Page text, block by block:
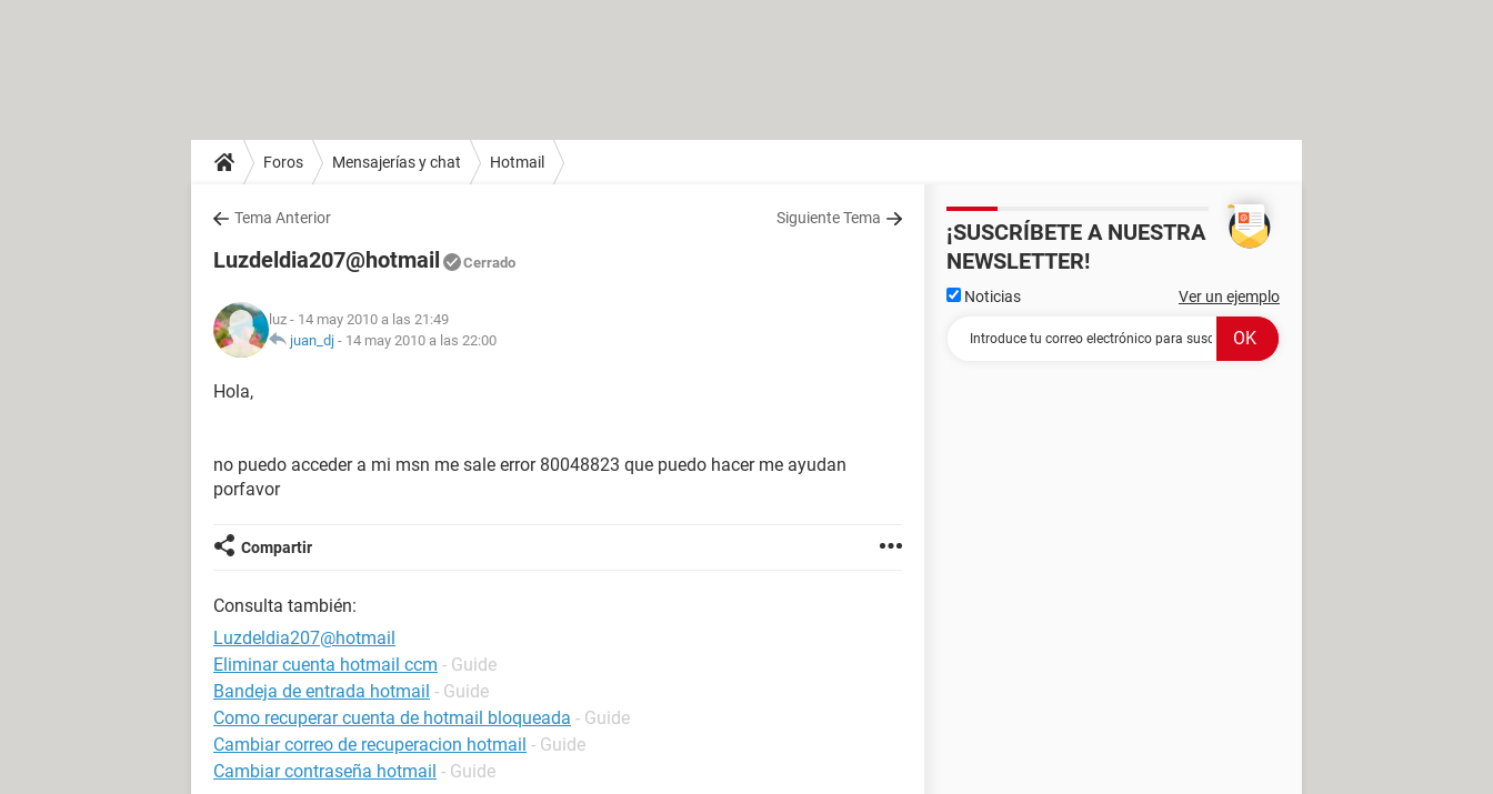
Foros Mensajerías y chat Hotmail
Tema Anterior Siguiente Tema
Luzdeldia207@hotmail Cerrado
luz - 14 may 2010 a las 21:49
juan_dj - 14 may 2010 a las 22:00
Hola,
no puedo acceder a mi msn me sale error 80048823 que puedo hacer me ayudan
porfavor
Compartir
Consulta también:
Luzdeldia207@hotmail
Eliminar cuenta hotmail ccm - Guide
Bandeja de entrada hotmail - Guide
Como recuperar cuenta de hotmail bloqueada - Guide
Cambiar correo de recuperacion hotmail - Guide
Cambiar contraseña hotmail - Guide
¡SUSCRÍBETE A NUESTRA
NEWSLETTER!
Noticias Ver un ejemplo